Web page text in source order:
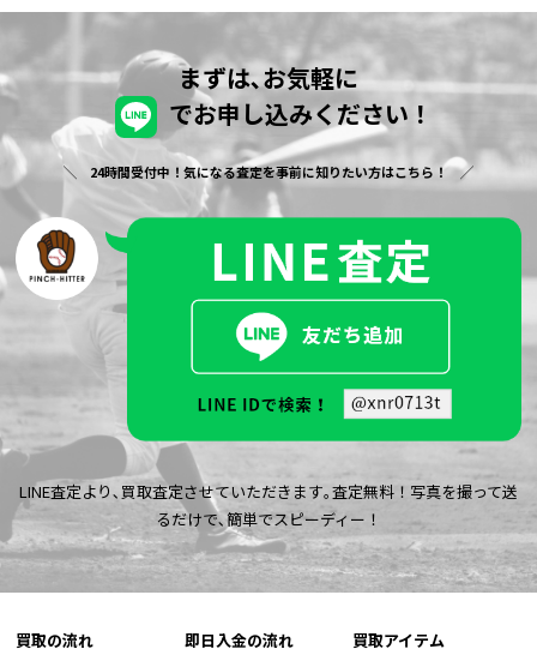
まずは､お気軽に
でお申し込みください！
24時間受付中！気になる査定を事前に知りたい方はこちら！
LINE査定より､買取査定させていただきます｡査定無料！写真を撮って送
るだけで､簡単でスピーディー！
買取の流れ 即日入金の流れ 買取アイテム